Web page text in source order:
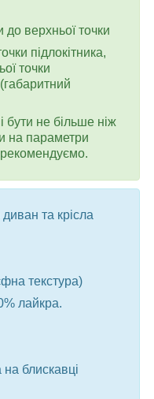
до верхньої точки
підлокітника,
точки
бути не більше ніж
на параметри
та крісла
текстура)
лайкра.
блискавці